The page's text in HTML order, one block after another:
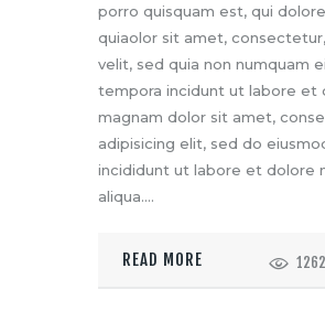
porro quisquam est, qui
quiaolor sit amet,
velit, sed quia non numquam
tempora incidunt ut labore et
magnam dolor sit amet,
adipisicing elit, sed do
incididunt ut labore et dolore
aliqua.…
READ MORE 1262